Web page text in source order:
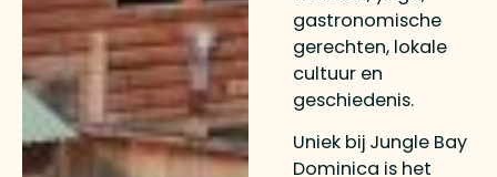
gastronomische
gerechten, lokale
cultuur en
geschiedenis.
Uniek bij Jungle Bay
Dominica is het